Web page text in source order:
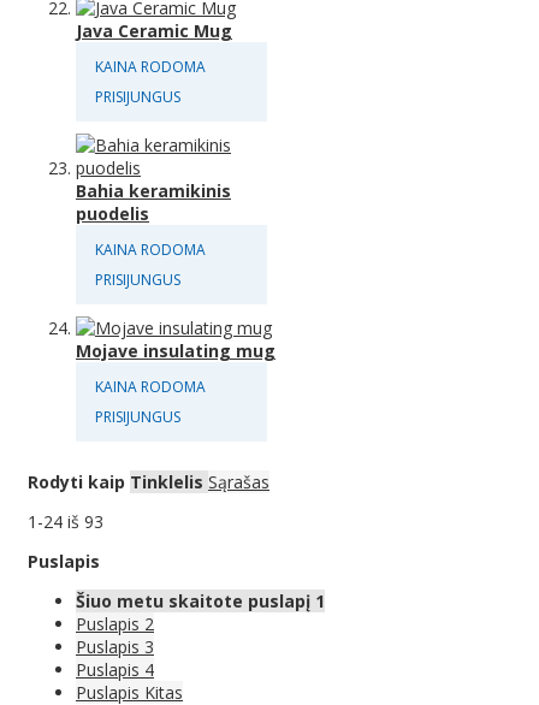
Java Ceramic Mug
KAINA RODOMA
PRISIJUNGUS
Bahia keramikinis
puodelis
KAINA RODOMA
PRISIJUNGUS
Mojave insulating mug
KAINA RODOMA
PRISIJUNGUS
Rodyti kaip Tinklelis Sąrašas
1 -24 iš 93
Puslapis
Šiuo metu skaitote puslapį 1
Puslapis 2
Puslapis 3
Puslapis 4
Puslapis Kitas